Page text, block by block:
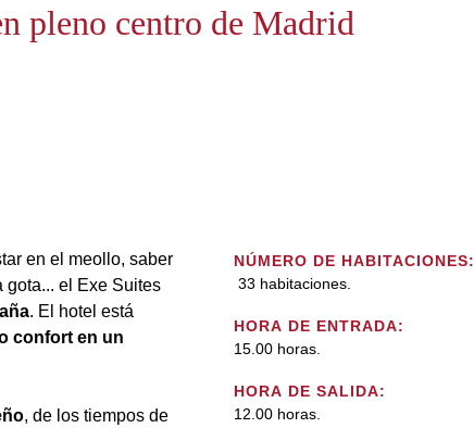
pleno centro de Madrid
en el meollo, saber
gota... el Exe Suites
. El hotel está
confort en un
, de los tiempos de
NÚMERO DE HABITACIONES:
33 habitaciones.
HORA DE ENTRADA:
15.00 horas.
HORA DE SALIDA:
12.00 horas.